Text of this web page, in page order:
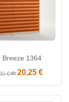
Breeze 1364
€ab 20,25 €